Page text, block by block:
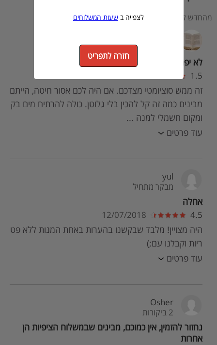
מהחדש לישן
מבקר מתחיל
לא יפה שאין אטריות אורז למי שאסור חיטה
1.5
זה ממש סוציומטי מצדכם. אם היה לכם אסור חיטה, הייתם
מבינים כמה זה קל להכין בלי גלוטן. כולה להרתיח מים בק
ומקום חשמלי למנה ...
עוד פרטים
yul
מבקר מתחיל
אחלה
4.5
12/07/2018
היה מצויין! מלבד שבקשנו בהערות באחת המנות ללא פט
ריות וקבלנו עם;)
עוד פרטים
Osher
2 ביקורות
נחזור להזמין, אין כמוכם, מבינים שבמשלוח הציפיות הן
אחרות
לצפייה ב שעות המשלוחים
חזרה לתפריט